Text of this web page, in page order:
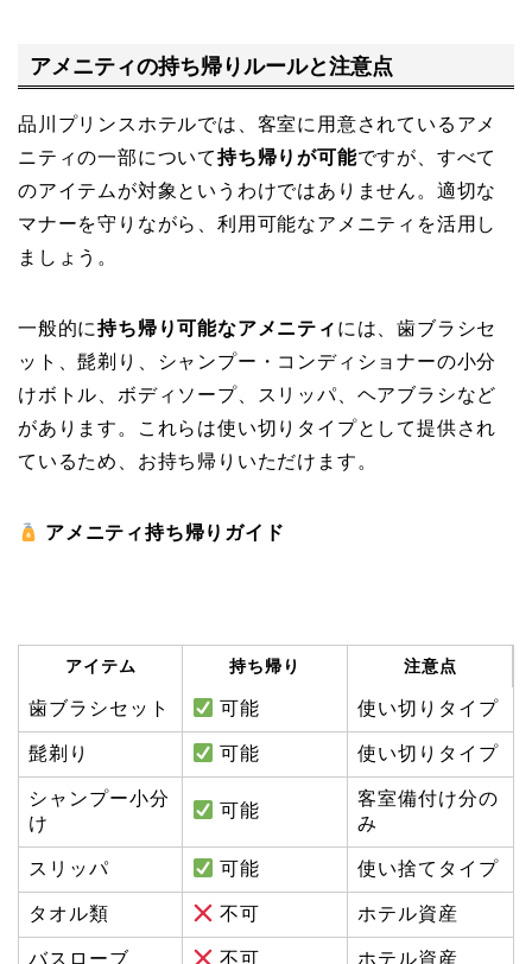
アメニティの持ち帰りルールと注意点
品川プリンスホテルでは、客室に用意されているアメ
ニティの一部について持ち帰りが可能ですが、すべて
のアイテムが対象というわけではありません。適切な
マナーを守りながら、利用可能なアメニティを活用し
ましょう。
一般的に持ち帰り可能なアメニティ には、歯ブラシセ
ット、髭剃り、シャンプー・コンディショナーの小分
けボトル、ボディソープ、スリッパ、ヘアブラシなど
があります。これらは使い切りタイプとして提供され
ているため、お持ち帰りいただけます。
アメニティ持ち帰りガイド
アイテム 持ち帰り 注意点
歯ブラシセット 可能 使い切りタイプ
髭剃り 可能 使い切りタイプ
シャンプー小分
け
可能
客室備付け分の
み
スリッパ 可能 使い捨てタイプ
タオル類 不可 ホテル資産
バスローブ 不可 ホテル資産